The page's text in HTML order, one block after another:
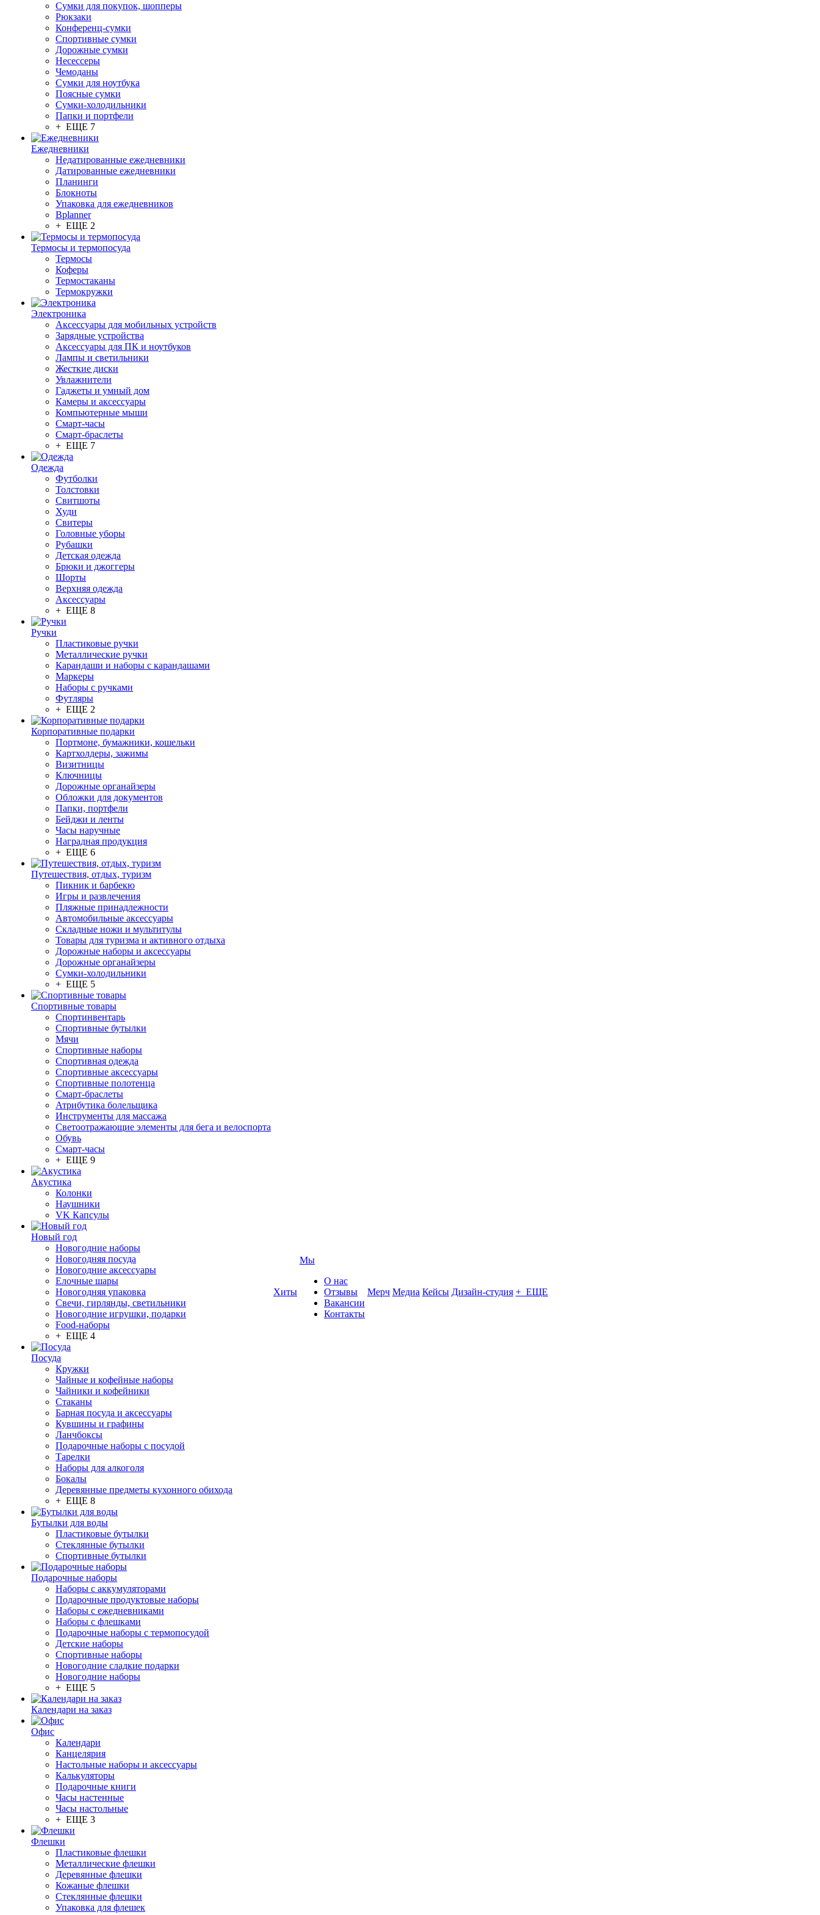
Сумки для покупок, шопперы
Рюкзаки
Конференц-сумки
Спортивные сумки
Дорожные сумки
Несессеры
Чемоданы
Сумки для ноутбука
Поясные сумки
Сумки-холодильники
Папки и портфели
+ ЕЩЕ 7
Ежедневники
Недатированные ежедневники
Датированные ежедневники
Планинги
Блокноты
Упаковка для ежедневников
Bplanner
+ ЕЩЕ 2
Термосы и термопосуда
Термосы
Коферы
Термостаканы
Термокружки
Электроника
Аксессуары для мобильных устройств
Зарядные устройства
Аксессуары для ПК и ноутбуков
Лампы и светильники
Жесткие диски
Увлажнители
Гаджеты и умный дом
Камеры и аксессуары
Компьютерные мыши
Смарт-часы
Смарт-браслеты
+ ЕЩЕ 7
Одежда
Футболки
Толстовки
Свитшоты
Худи
Свитеры
Головные уборы
Рубашки
Детская одежда
Брюки и джоггеры
Шорты
Верхняя одежда
Аксессуары
+ ЕЩЕ 8
Ручки
Пластиковые ручки
Металлические ручки
Карандаши и наборы с карандашами
Маркеры
Наборы с ручками
Футляры
+ ЕЩЕ 2
Корпоративные подарки
Портмоне, бумажники, кошельки
Картхолдеры, зажимы
Визитницы
Ключницы
Дорожные органайзеры
Обложки для документов
Папки, портфели
Бейджи и ленты
Часы наручные
Наградная продукция
+ ЕЩЕ 6
Путешествия, отдых, туризм
Пикник и барбекю
Игры и развлечения
Пляжные принадлежности
Автомобильные аксессуары
Складные ножи и мультитулы
Товары для туризма и активного отдыха
Дорожные наборы и аксессуары
Дорожные органайзеры
Сумки-холодильники
+ ЕЩЕ 5
Спортивные товары
Спортинвентарь
Спортивные бутылки
Мячи
Спортивные наборы
Спортивная одежда
Спортивные аксессуары
Спортивные полотенца
Смарт-браслеты
Атрибутика болельщика
Инструменты для массажа
Светоотражающие элементы для бега и велоспорта
Обувь
Смарт-часы
+ ЕЩЕ 9
Акустика
Колонки
Наушники
VK Капсулы
Новый год
Новогодние наборы
Новогодняя посуда
Новогодние аксессуары
Елочные шары
Новогодняя упаковка
Свечи, гирлянды, светильники
Новогодние игрушки, подарки
Food-наборы
+ ЕЩЕ 4
Посуда
Кружки
Чайные и кофейные наборы
Чайники и кофейники
Стаканы
Барная посуда и аксессуары
Кувшины и графины
Ланчбоксы
Подарочные наборы с посудой
Тарелки
Наборы для алкоголя
Бокалы
Деревянные предметы кухонного обихода
+ ЕЩЕ 8
Бутылки для воды
Пластиковые бутылки
Стеклянные бутылки
Спортивные бутылки
Подарочные наборы
Наборы с аккумуляторами
Подарочные продуктовые наборы
Наборы с ежедневниками
Наборы с флешками
Подарочные наборы с термопосудой
Детские наборы
Спортивные наборы
Новогодние сладкие подарки
Новогодние наборы
+ ЕЩЕ 5
Календари на заказ
Офис
Календари
Канцелярия
Настольные наборы и аксессуары
Калькуляторы
Подарочные книги
Часы настенные
Часы настольные
+ ЕЩЕ 3
Флешки
Пластиковые флешки
Металлические флешки
Деревянные флешки
Кожаные флешки
Стеклянные флешки
Упаковка для флешек
Хиты
Мы
О нас
Отзывы
Вакансии
Контакты
Мерч Медиа Кейсы Дизайн-студия + ЕЩЕ